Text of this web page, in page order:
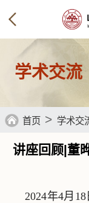
学术交流
首页 > 学术交
讲座回顾|董
2024年4月